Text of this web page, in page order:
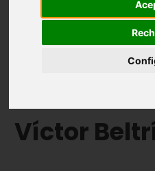
Biografía Primeros
Obras emblemáticas
Víctor